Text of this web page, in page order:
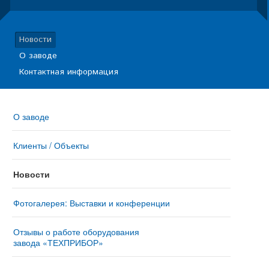
Новости
О заводе
Контактная информация
О заводе
Клиенты / Объекты
Новости
Фотогалерея: Выставки и конференции
Отзывы о работе оборудования
завода «ТЕХПРИБОР»